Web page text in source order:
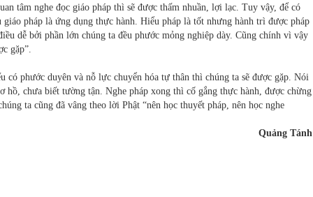
tâm nghe đọc giáo pháp thì sẽ được thấm nhuần, lợi lạc. Tuy vậy, để có
pháp là ứng dụng thực hành. Hiểu pháp là tốt nhưng hành trì được pháp
dễ bởi phần lớn chúng ta đều phước mỏng nghiệp dày. Cũng chính vì vậy
gặp”.
phước duyên và nỗ lực chuyển hóa tự thân thì chúng ta sẽ được gặp. Nói
chưa biết tường tận. Nghe pháp xong thì cố gắng thực hành, được chừng
ta cũng đã vâng theo lời Phật “nên học thuyết pháp, nên học nghe
Quảng Tánh